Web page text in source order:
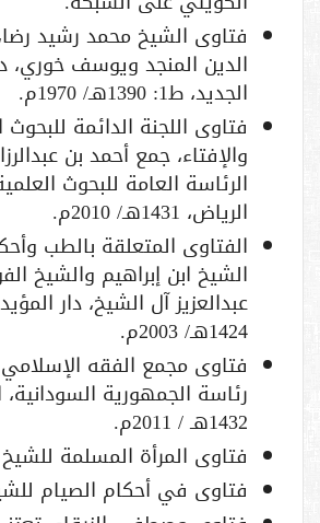
فتاوى الشيخ محمد رشيد
الدين المنجد ويوسف خوري،
الجديد، ط1: 1390هـ/ 1970م.
فتاوى اللجنة الدائمة للبحوث
والإفتاء، جمع أحمد بن
الرئاسة العامة للبحوث
الرياض، 1431هـ/ 2010م.
الفتاوى المتعلقة بالطب
الشيخ ابن إبراهيم والشيخ
1424هـ/ 2003م.
فتاوى مجمع الفقه
رئاسة الجمهورية
1432هـ / 2011م.
فتاوى المرأة المسلمة
فتاوى في أحكام الصيام